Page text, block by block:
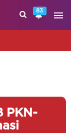
83
PKN-